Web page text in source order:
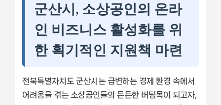
군산시, 소상공인의 온라
인 비즈니스 활성화를 위
한 획기적인 지원책 마련
전북특별자치도 군산시는 급변하는 경제 환경 속에서
어려움을 겪는 소상공인들의 든든한 버팀목이 되고자,